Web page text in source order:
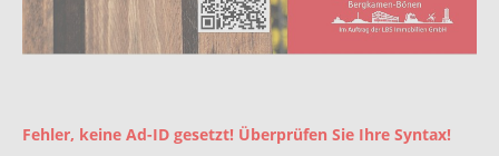
Fehler, keine Ad-ID gesetzt! Überprüfen Sie Ihre Syntax!